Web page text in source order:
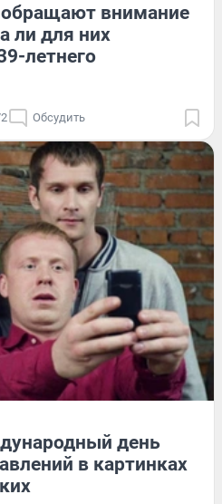
внимание
ли для них
летнего
Обсудить
день
в картинках